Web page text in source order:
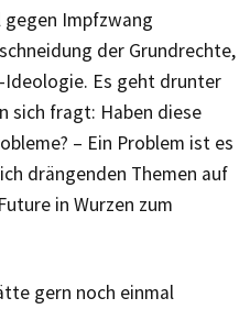
gegen Impfzwang
der Grundrechte,
Ideologie. Es geht drunter
sich fragt: Haben diese
– Ein Problem ist es
drängenden Themen auf
in Wurzen zum
gern noch einmal